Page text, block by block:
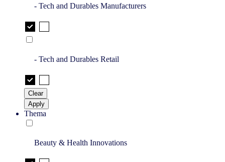
- Tech and Durables Manufacturers
- Tech and Durables Retail
Clear
Apply
Thema
Beauty & Health Innovations